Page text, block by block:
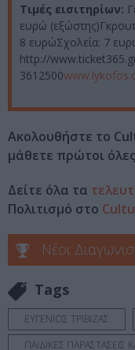
Τιμές εισιτηρίων:
ευρώ
8 ευρώΣχολεία: 7
http://
3612500
Ακολουθήστε το
μάθετε πρώτοι όλες
Δείτε όλα τα
Πολιτισμό στο
Νέοι
Tags
ΕΥΓΕΝΙΟΣ ΤΡΙΒΙΖΑΣ
ΠΑΙΔΙΚΕΣ ΠΑΡΑΣΤΑΣΕΙΣ